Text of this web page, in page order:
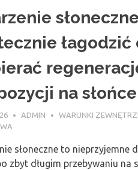
łagodzić
na słońce
ADMIN
WARUNKI
słoneczne to nieprzyjemne
zbyt długim przebywaniu na